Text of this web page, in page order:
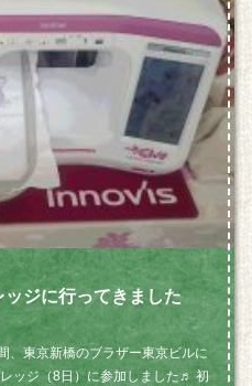
ジに行ってきました
、東京新橋のブラザー東京ビルに
ッジ（8日）に参加しました♬ 初